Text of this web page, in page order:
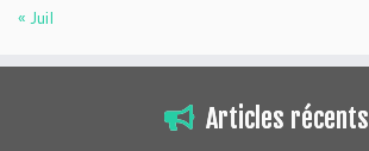
« Juil
Articles récents